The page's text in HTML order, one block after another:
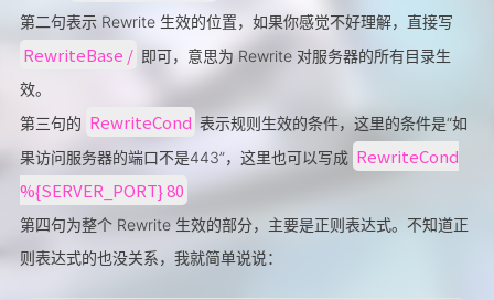
第二句表示 Rewrite 生效的位置，如果你感觉不好理解，直接写
RewriteBase / 即可，意思为 Rewrite 对服务器的所有目录生
效。
第三句的 RewriteCond 表示规则生效的条件，这里的条件是“如
果访问服务器的端口不是443”，这里也可以写成 RewriteCond
%{SERVER_PORT} 80
第四句为整个 Rewrite 生效的部分，主要是正则表达式。不知道正
则表达式的也没关系，我就简单说说：